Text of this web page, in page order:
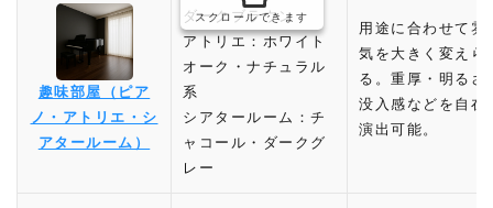
趣味部屋（ピア
ノ・アトリエ・シ
アタールーム）
ダークブラウン
アトリエ：ホワイト
オーク・ナチュラル
系
シアタールーム：チ
ャコール・ダークグ
レー
用途に合わせて雰
気を大きく変えら
る。重厚・明るさ
没入感などを自在
演出可能。
スクロールできます